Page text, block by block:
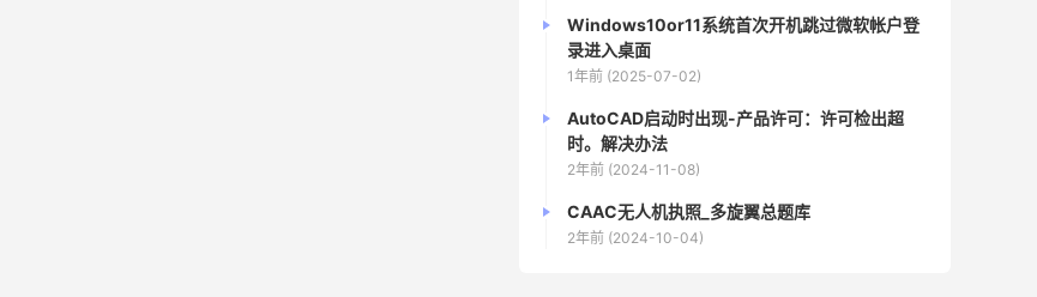
Windows10or11系统首次开机跳过微软帐户登
录进入桌面
1年前 (2025-07-02)
AutoCAD启动时出现-产品许可：许可检出超
时。解决办法
2年前 (2024-11-08)
CAAC无人机执照_多旋翼总题库
2年前 (2024-10-04)